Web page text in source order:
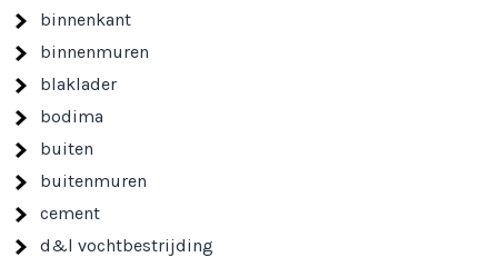
binnenkant
binnenmuren
blaklader
bodima
buiten
buitenmuren
cement
d&l vochtbestrijding